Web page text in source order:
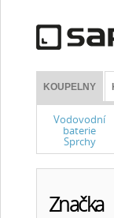
KOUPELNY
Vodovodní
baterie
Sprchy
Značka